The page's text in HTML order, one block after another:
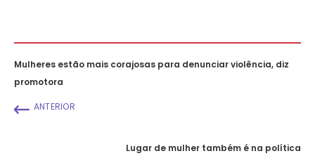
Mulheres estão mais corajosas para denunciar violência, diz
promotora
ANTERIOR
Lugar de mulher também é na política